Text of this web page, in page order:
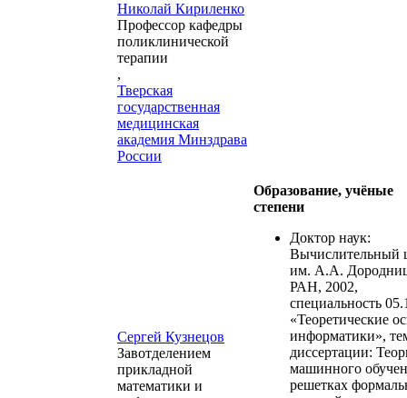
Николай Кириленко
Профессор кафедры
поликлинической
терапии
,
Тверская
государственная
медицинская
академия Минздрава
России
Сергей Кузнецов
Завотделением
прикладной
математики и
Образование, учёные
степени
Доктор наук:
Вычислительный
им. А.А.
РАН, 2002,
специальность
«Теоретические
информатики»,
диссертации:
машинного
решетках